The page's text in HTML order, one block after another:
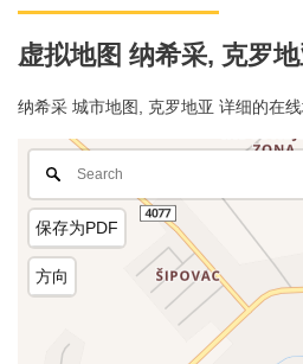
虚拟地图 纳希采, 克罗
纳希采 城市地图, 克罗地亚 详细的在
保存为PDF
方向